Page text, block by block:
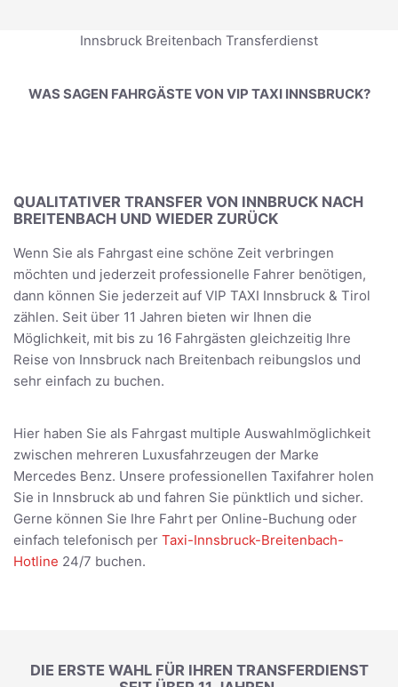
Innsbruck Breitenbach Transferdienst
WAS SAGEN FAHRGÄSTE VON VIP TAXI INNSBRUCK?
QUALITATIVER TRANSFER VON INNBRUCK NACH
BREITENBACH UND WIEDER ZURÜCK
Wenn Sie als Fahrgast eine schöne Zeit verbringen
möchten und jederzeit professionelle Fahrer benötigen,
dann können Sie jederzeit auf VIP TAXI Innsbruck & Tirol
zählen. Seit über 11 Jahren bieten wir Ihnen die
Möglichkeit, mit bis zu 16 Fahrgästen gleichzeitig Ihre
Reise von Innsbruck nach Breitenbach reibungslos und
sehr einfach zu buchen.
Hier haben Sie als Fahrgast multiple Auswahlmöglichkeit
zwischen mehreren Luxusfahrzeugen der Marke
Mercedes Benz. Unsere professionellen Taxifahrer holen
Sie in Innsbruck ab und fahren Sie pünktlich und sicher.
Gerne können Sie Ihre Fahrt per Online-Buchung oder
einfach telefonisch per Taxi-Innsbruck-Breitenbach-
Hotline 24/7 buchen.
DIE ERSTE WAHL FÜR IHREN TRANSFERDIENST